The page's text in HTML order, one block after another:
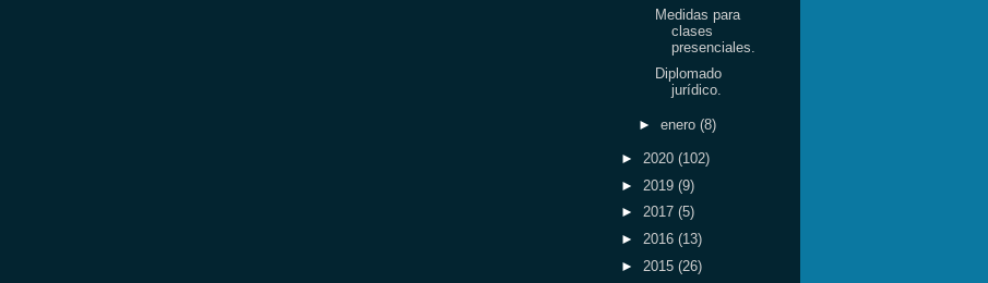
Medidas para
clases
presenciales.
Diplomado
jurídico.
► enero (8)
► 2020 (102)
► 2019 (9)
► 2017 (5)
► 2016 (13)
► 2015 (26)